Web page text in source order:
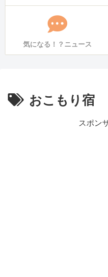
気になる！？ニュース
おこもり宿
スポン